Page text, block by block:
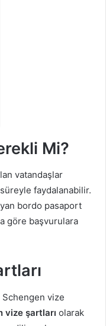
Mi?
vatandaşlar
faydalanabilir.
bordo pasaport
göre başvurulara
vize
vize şartları olarak